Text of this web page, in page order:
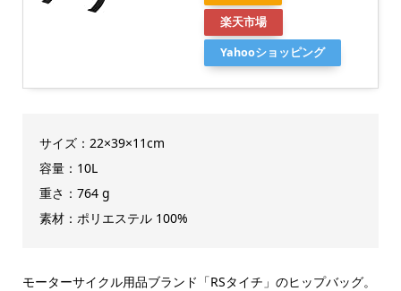
楽天市場
Yahooショッピング
サイズ：22×39×11cm
容量：10L
重さ：764 g
素材：ポリエステル 100%
モーターサイクル用品ブランド「RSタイチ」のヒップバッグ。